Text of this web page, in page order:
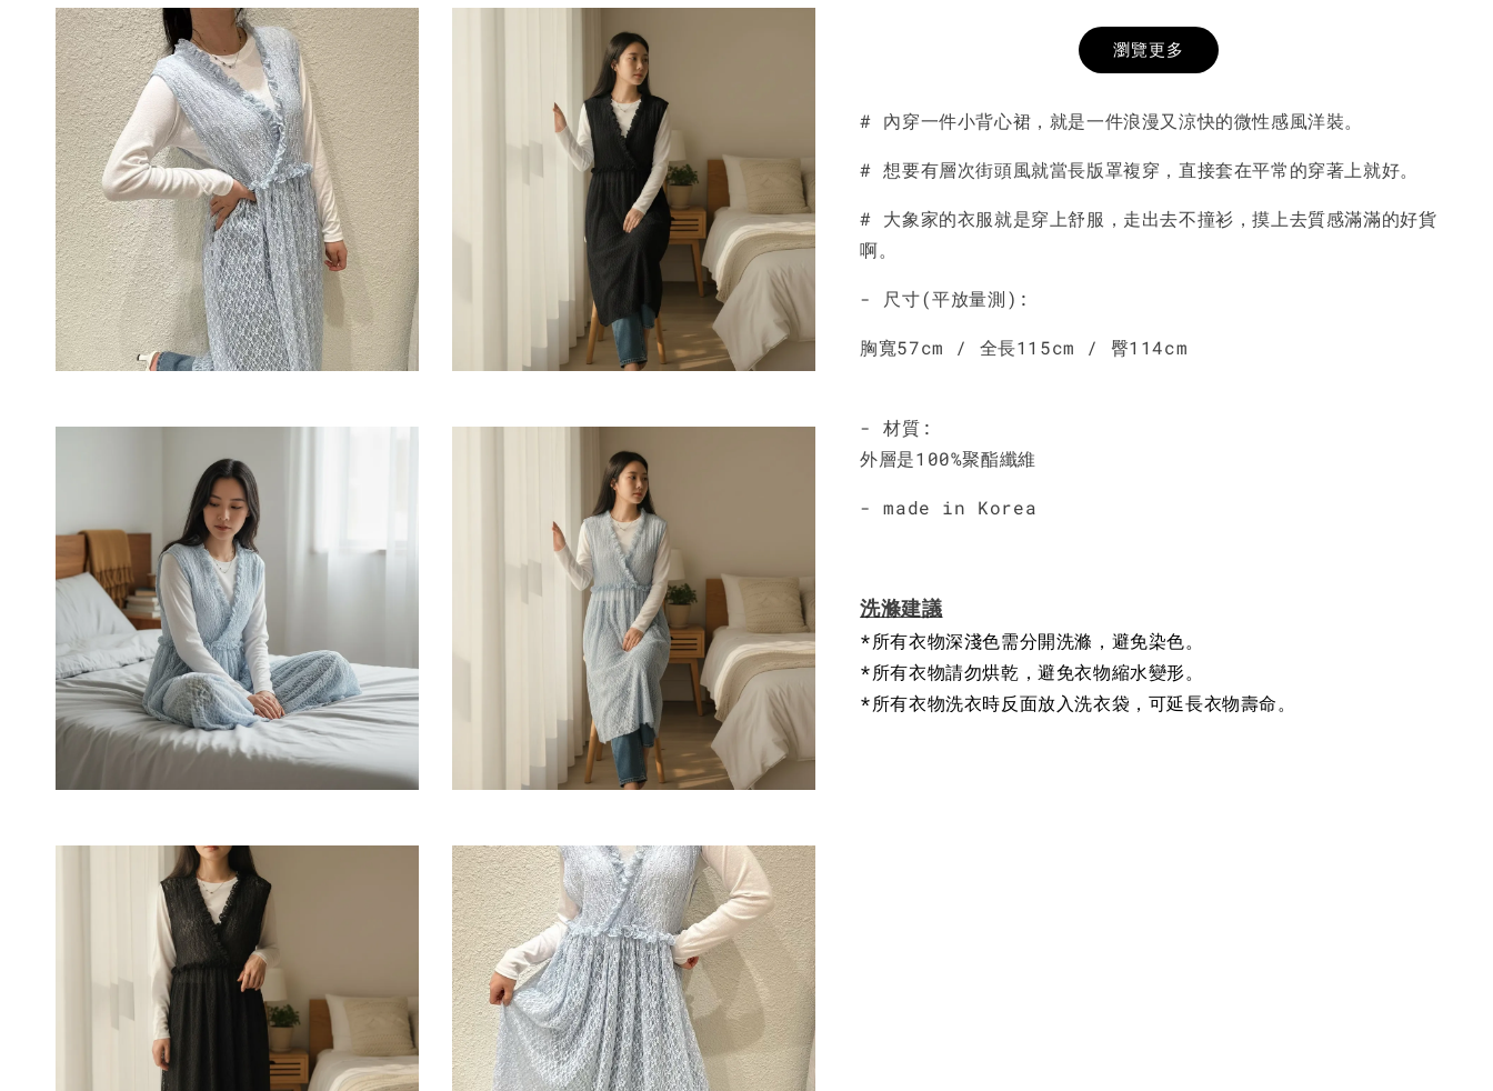
NT$ 190
NT$ 450
- +
希望相隨雙面T
NT$ 190
NT$ 450
- +NT$ 190
NT$ 450
加入購物車
瀏覽更多
# 內穿一件小背心裙，就是一件浪漫又涼快的微性感風洋裝。
# 想要有層次街頭風就當長版罩複穿，直接套在平常的穿著上就好。
# 大象家的衣服就是穿上舒服，走出去不撞衫，摸上去質感滿滿的好貨
啊。
- 尺寸(平放量測):
胸寬57cm / 全長115cm / 臀114cm
- 材質:
外層是100%聚酯纖維
- made in Korea
洗滌建議
*所有衣物深淺色需分開洗滌，避免染色。
*所有衣物請勿烘乾，避免衣物縮水變形。
*所有衣物洗衣時反面放入洗衣袋，可延長衣物壽命。